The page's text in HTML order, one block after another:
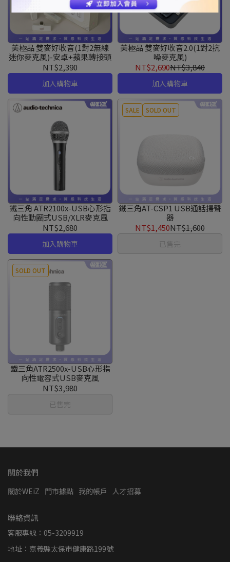
美極品 雙麥好收音(1對2無線
迷你麥克風)-安卓+蘋果轉接頭
NT$2,390
加入購物車
美極品 雙麥好收音2.0(1對2抗
噪麥克風)
NT$2,690NT$3,840
加入購物車
鐵三角 ATR2100x-USB心形指
向性動圈式USB/XLR麥克風
NT$2,680
加入購物車
SALE SOLD OUT
鐵三角AT-CSP1 USB通話揚聲
器
NT$1,450NT$1,600
已售完
SOLD OUT
鐵三角ATR2500x-USB心形指
向性電容式USB麥克風
NT$3,980
已售完
關於我們
關於WEiZ 門市據點 我的帳戶 人才招募
聯絡資訊
客服專線：05-3209919
地址：嘉義縣太保市健康路199號